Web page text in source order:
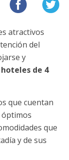
atractivos
del
y
hoteles de 4
que cuentan
óptimos
que
y de sus